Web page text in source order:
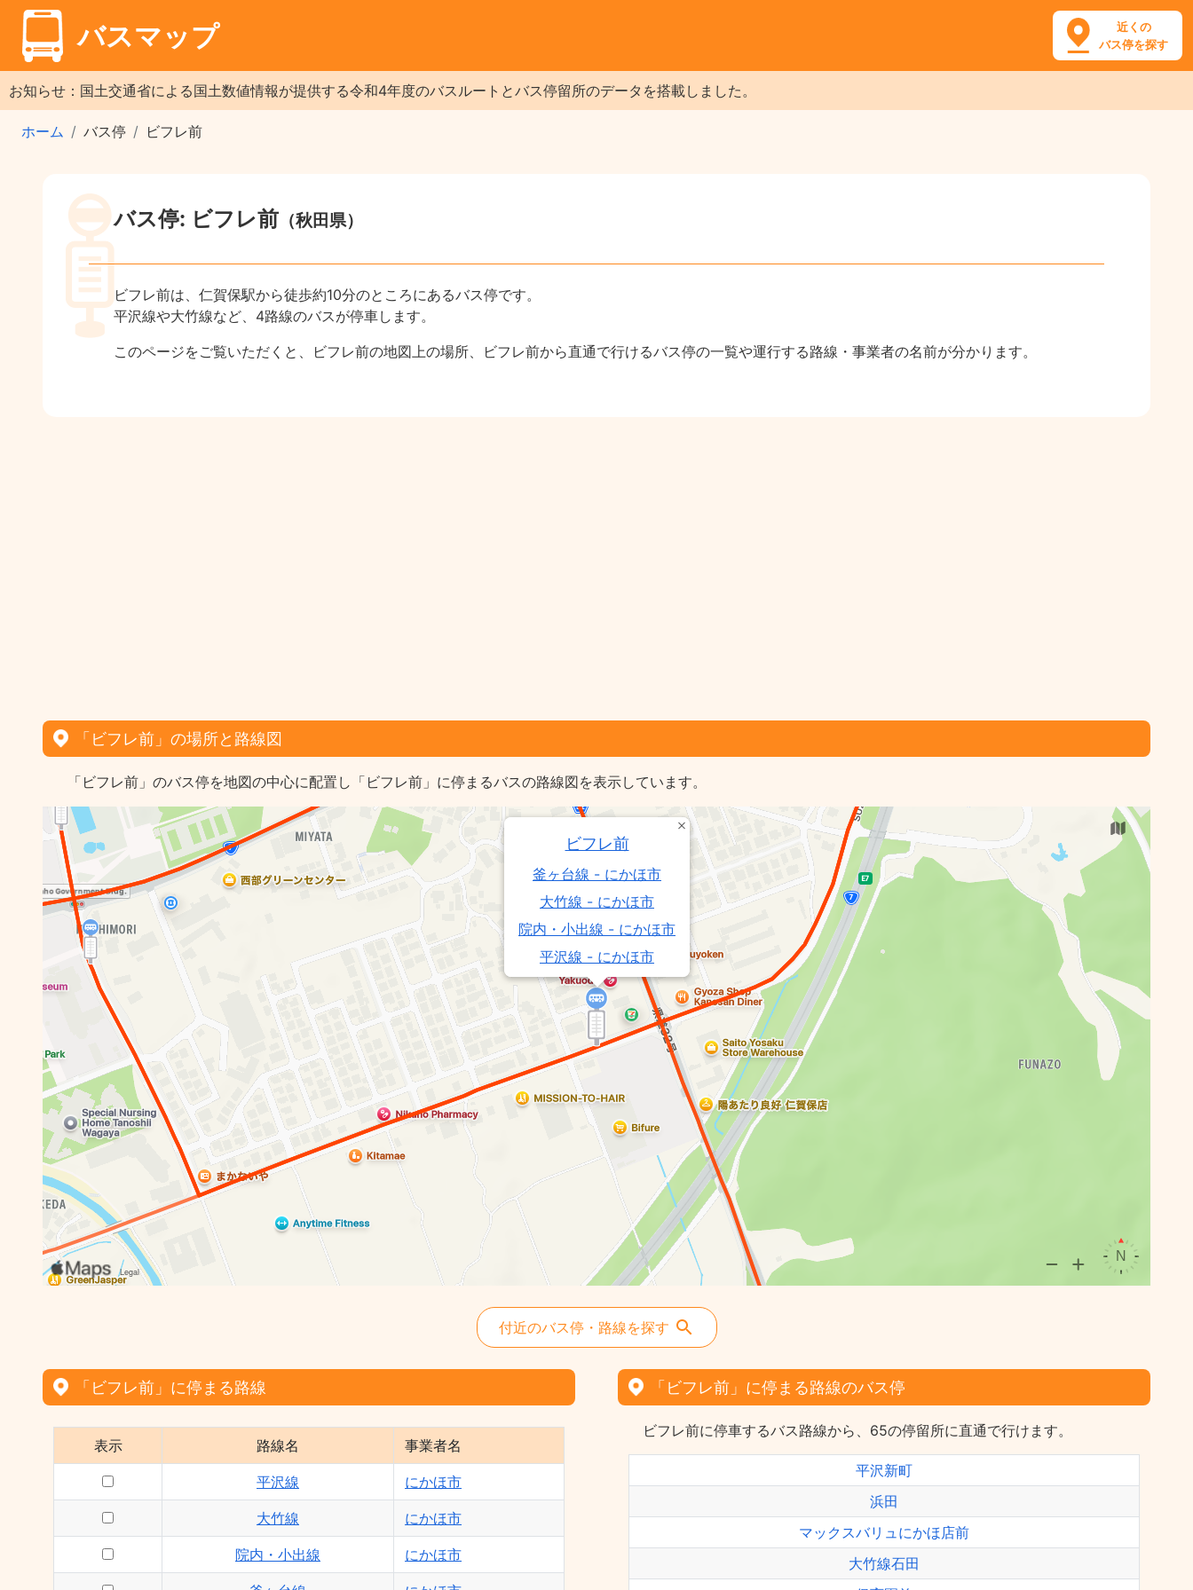
バスマップ
近くの
バス停を探す
お知らせ：国土交通省による国土数値情報が提供する令和4年度のバスルートとバス停留所のデータを搭載しました。
ホーム バス停 ビフレ前
バス停: ビフレ前 （秋田県）
ビフレ前は、仁賀保駅から徒歩約10分のところにあるバス停です。
平沢線や大竹線など、4路線のバスが停車します。
このページをご覧いただくと、ビフレ前の地図上の場所、ビフレ前から直通で行けるバス停の一覧や運行する路線・事業者の名前が分かります。
「ビフレ前」の場所と路線図
「ビフレ前」のバス停を地図の中心に配置し「ビフレ前」に停まるバスの路線図を表示しています。
ビフレ前
釜ヶ台線 - にかほ市
大竹線 - にかほ市
院内・小出線 - にかほ市
平沢線 - にかほ市
付近のバス停・路線を探す
「ビフレ前」に停まる路線
表示 路線名 事業者名
平沢線 にかほ市
大竹線 にかほ市
院内・小出線 にかほ市
「ビフレ前」に停まる路線のバス停
ビフレ前に停車するバス路線から、65の停留所に直通で行けます。
平沢新町
浜田
マックスバリュにかほ店前
大竹線石田